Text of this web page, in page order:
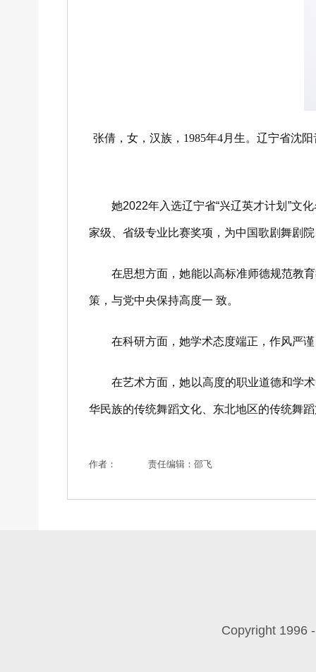
张倩，女，汉族，1985年4月生。辽宁省沈
她2022年入选辽宁省“兴辽英才计划”文化
家级、省级专业比赛奖项，为中国歌剧舞剧
在思想方面，她能以高标准师德规范教育
策，与党中央保持高度一 致。
在科研方面，她学术态度端正，作风严谨
在艺术方面，她以高度的职业道德和学术
华民族的传统舞蹈文化、东北地区的传统舞
作者： 责任编辑：邵飞
Copyright 1996